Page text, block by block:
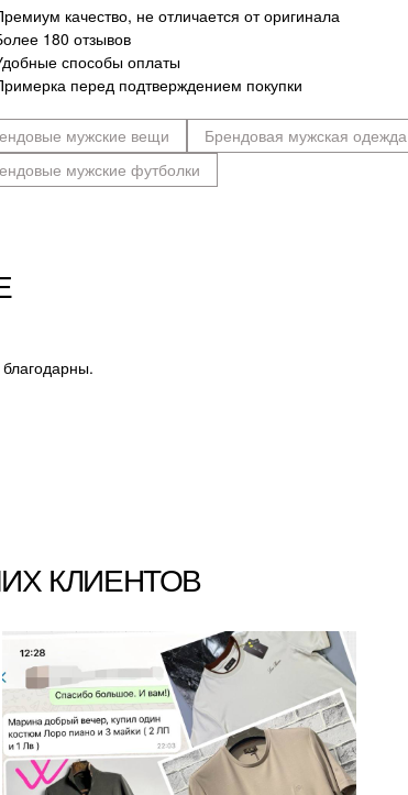
качество, не отличается от оригинала
180 отзывов
способы оплаты
перед подтверждением покупки
мужские вещи
Брендовая мужская одежда
мужские футболки
КЛИЕНТОВ